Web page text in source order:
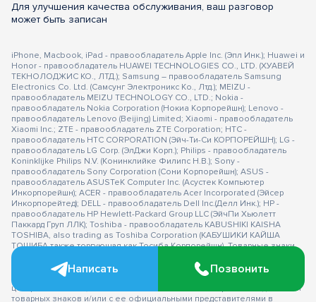
Для улучшения качества обслуживания, ваш разговор
может быть записан
iPhone, Macbook, iPad - правообладатель Apple Inc. (Эпл Инк.); Huawei и
Honor - правообладатель HUAWEI TECHNOLOGIES CO., LTD. (ХУАВЕЙ
ТЕКНОЛОДЖИС КО., ЛТД.); Samsung – правообладатель Samsung
Electronics Co. Ltd. (Самсунг Электроникс Ко., Лтд.); MEIZU -
правообладатель MEIZU TECHNOLOGY CO., LTD.; Nokia -
правообладатель Nokia Corporation (Нокиа Корпорейшн); Lenovo -
правообладатель Lenovo (Beijing) Limited; Xiaomi - правообладатель
Xiaomi Inc.; ZTE - правообладатель ZTE Corporation; HTC -
правообладатель HTC CORPORATION (Эйч-Ти-Си КОРПОРЕЙШН); LG -
правообладатель LG Corp. (ЭлДжи Корп.); Philips - правообладатель
Koninklijke Philips N.V. (Конинклийке Филипс Н.В.); Sony -
правообладатель Sony Corporation (Сони Корпорейшн); ASUS -
правообладатель ASUSTeK Computer Inc. (Асустек Компьютер
Инкорпорейшн); ACER - правообладатель Acer Incorporated (Эйсер
Инкорпорейтед); DELL - правообладатель Dell Inc.(Делл Инк.); HP -
правообладатель HP Hewlett-Packard Group LLC (ЭйчПи Хьюлетт
Паккард Груп ЛЛК); Toshiba - правообладатель KABUSHIKI KAISHA
TOSHIBA, also trading as Toshiba Corporation (КАБУШИКИ КАЙША
ТОШИБА также торгующая как Тосиба Корпорейшн). Товарные знаки
используется с целью описания товара, в отношении которых
производятся услуги по ремонту сервисными центрами
«PEDANT».Услуги оказываются в неавторизованных сервисных
центрах «PEDANT», не связанными с компаниями Правообладателями
товарных знаков и/или с ее официальными представителями в
Написать Позвонить